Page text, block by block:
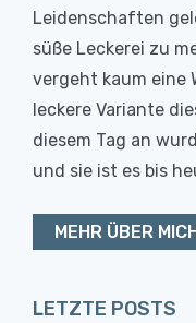
Leidenschaften
süße Leckerei zu
vergeht kaum eine
leckere Variante
diesem Tag an
und sie ist es bis
MEHR ÜBER MICH
LETZTE POSTS